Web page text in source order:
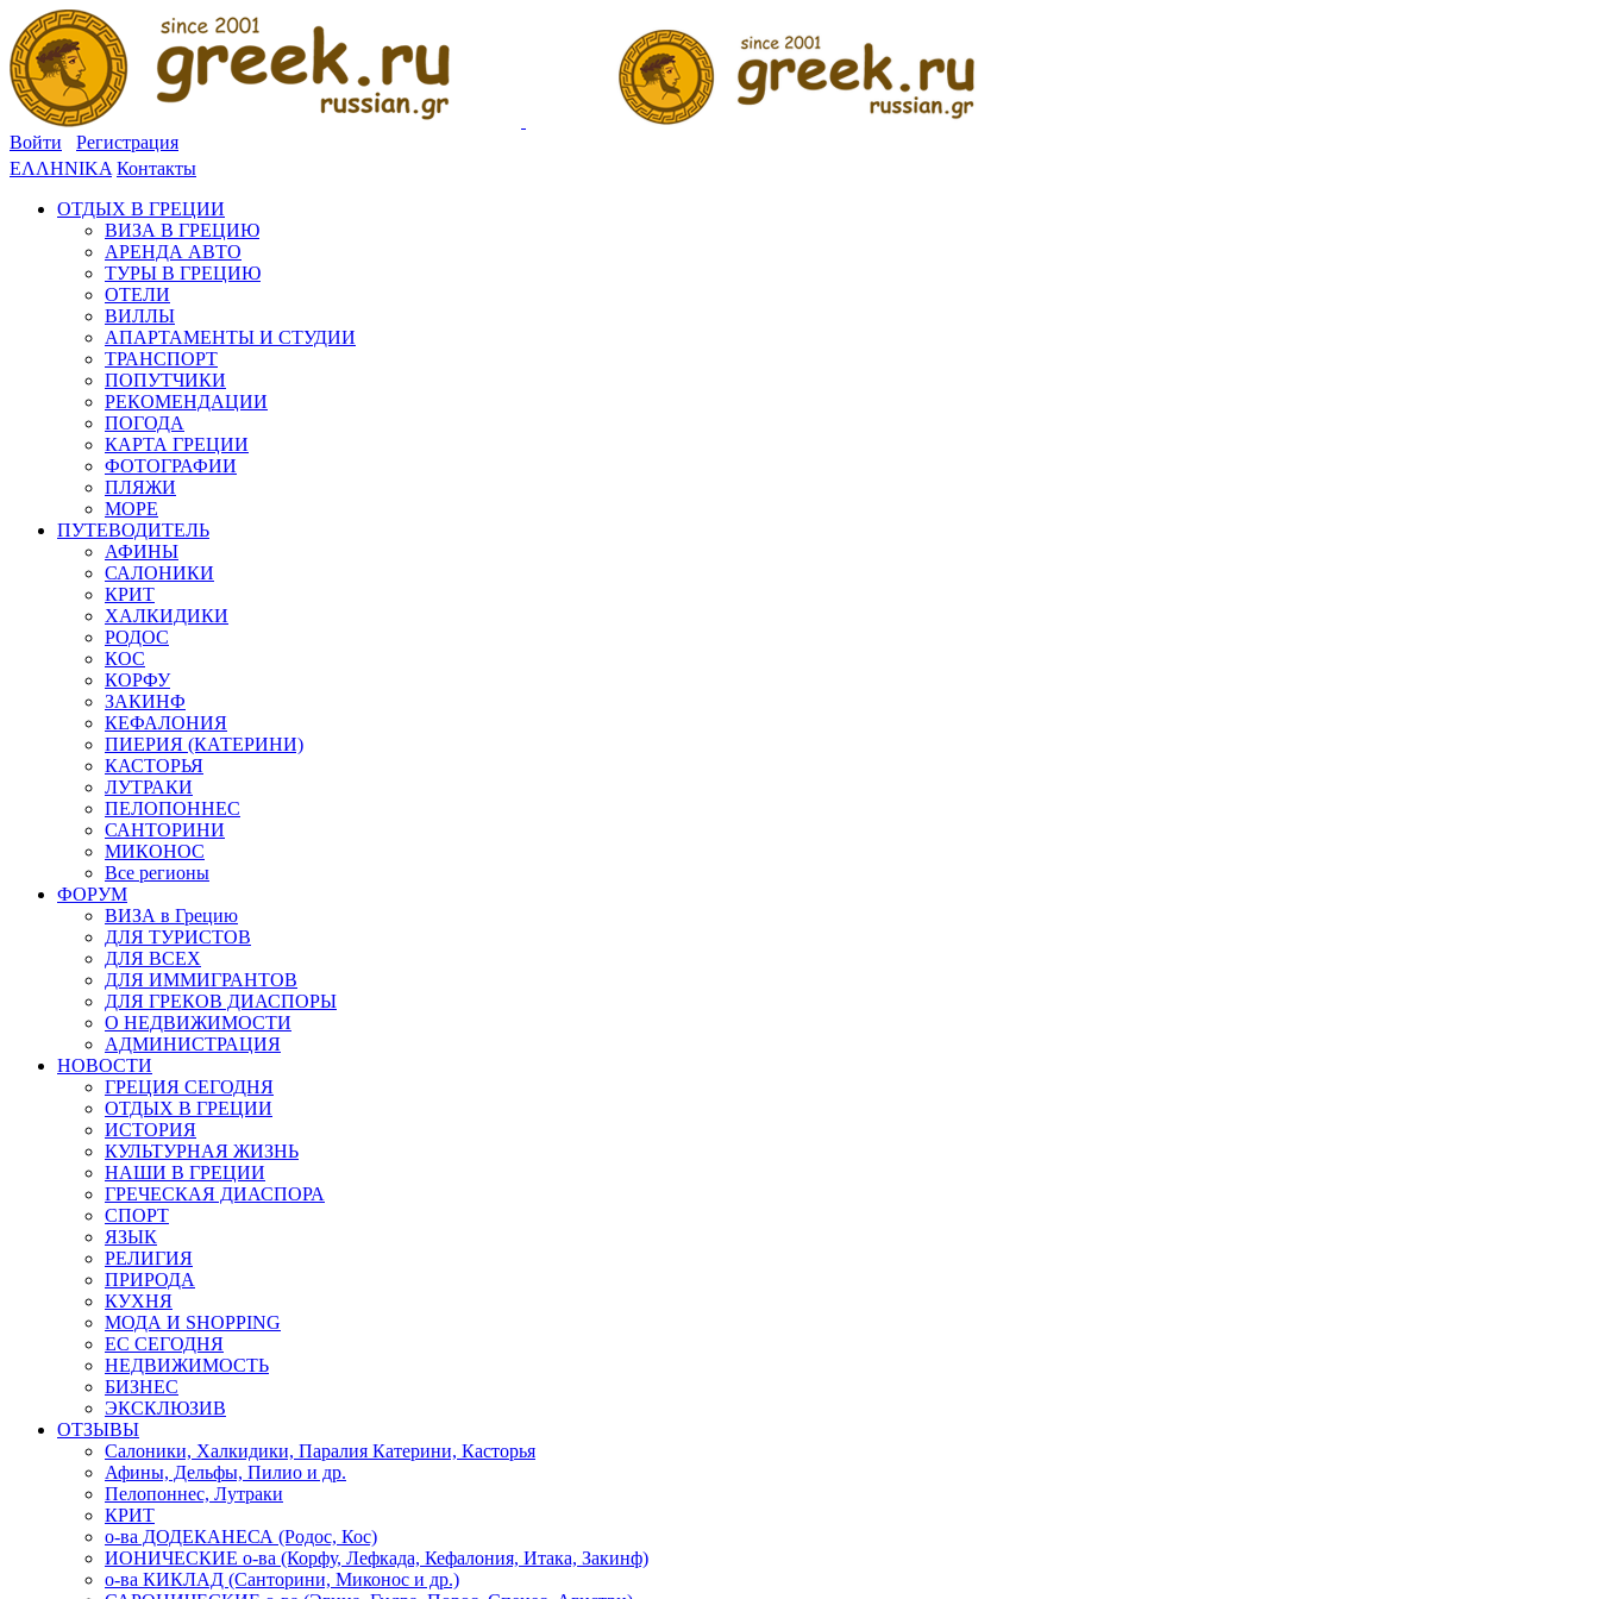
Войти
Регистрация
ΕΛΛΗΝΙΚΑ Контакты
ОТДЫХ В ГРЕЦИИ
ВИЗА В ГРЕЦИЮ
АРЕНДА АВТО
ТУРЫ В ГРЕЦИЮ
ОТЕЛИ
ВИЛЛЫ
АПАРТАМЕНТЫ И СТУДИИ
ТРАНСПОРТ
ПОПУТЧИКИ
РЕКОМЕНДАЦИИ
ПОГОДА
КАРТА ГРЕЦИИ
ФОТОГРАФИИ
ПЛЯЖИ
МОРЕ
ПУТЕВОДИТЕЛЬ
АФИНЫ
САЛОНИКИ
КРИТ
ХАЛКИДИКИ
РОДОС
КОС
КОРФУ
ЗАКИНФ
КЕФАЛОНИЯ
ПИЕРИЯ (КАТЕРИНИ)
КАСТОРЬЯ
ЛУТРАКИ
ПЕЛОПОННЕС
САНТОРИНИ
МИКОНОС
Все регионы
ФОРУМ
ВИЗА в Грецию
ДЛЯ ТУРИСТОВ
ДЛЯ ВСЕХ
ДЛЯ ИММИГРАНТОВ
ДЛЯ ГРЕКОВ ДИАСПОРЫ
О НЕДВИЖИМОСТИ
АДМИНИСТРАЦИЯ
НОВОСТИ
ГРЕЦИЯ СЕГОДНЯ
ОТДЫХ В ГРЕЦИИ
ИСТОРИЯ
КУЛЬТУРНАЯ ЖИЗНЬ
НАШИ В ГРЕЦИИ
ГРЕЧЕСКАЯ ДИАСПОРА
СПОРТ
ЯЗЫК
РЕЛИГИЯ
ПРИРОДА
КУХНЯ
МОДА И SHOPPING
ЕС СЕГОДНЯ
НЕДВИЖИМОСТЬ
БИЗНЕС
ЭКСКЛЮЗИВ
ОТЗЫВЫ
Салоники, Халкидики, Паралия Катерини, Касторья
Афины, Дельфы, Пилио и др.
Пелопоннес, Лутраки
КРИТ
о-ва ДОДЕКАНЕСА (Родос, Кос)
ИОНИЧЕСКИЕ о-ва (Корфу, Лефкада, Кефалония, Итака, Закинф)
о-ва КИКЛАД (Санторини, Миконос и др.)